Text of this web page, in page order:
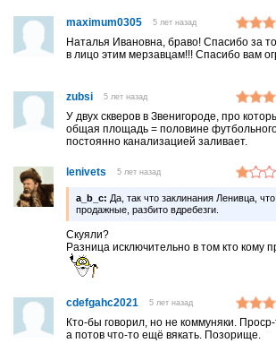
maximum0305 5 лет назад
Наталья Ивановна, браво! Спасибо за
в лицо этим мерзавцам!!! Спасибо вам
zubsi 5 лет назад
У двух скверов в Звенигороде, про
общая площадь = половине
постоянно канализацией заливает.
lenivets 5 лет назад
a_b_c: Да, так что заклинания Ленивца,
продажные, разбито вдребезги.
Скуяли?
Разница исключительно в том кто кому
cdefgahc2021 5 лет назад
Кто-бы говорил, но не коммуняки.
а потов что-то ещё вякать. Позорище.